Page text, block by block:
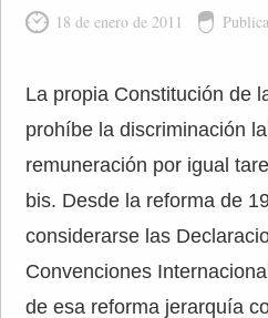
18 de enero de 2011
La propia Constitución de
prohíbe la discriminación
remuneración por igual
bis. Desde la reforma de
considerarse las
Convenciones
de esa reforma jerarquía